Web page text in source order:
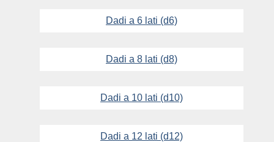
Dadi a 6 lati (d6)
Dadi a 8 lati (d8)
Dadi a 10 lati (d10)
Dadi a 12 lati (d12)